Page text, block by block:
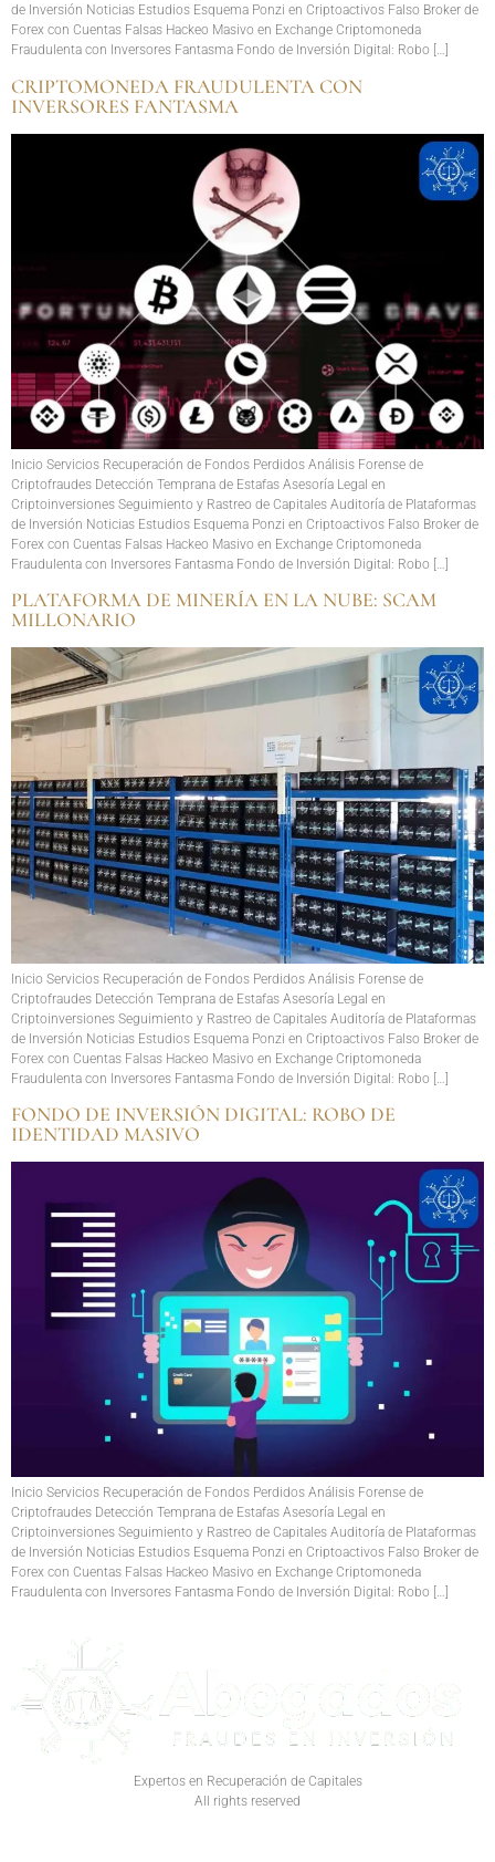
de Inversión Noticias Estudios Esquema Ponzi en Criptoactivos Falso Broker de
Forex con Cuentas Falsas Hackeo Masivo en Exchange Criptomoneda
Fraudulenta con Inversores Fantasma Fondo de Inversión Digital: Robo […]
CRIPTOMONEDA FRAUDULENTA CON
INVERSORES FANTASMA
Inicio Servicios Recuperación de Fondos Perdidos Análisis Forense de
Criptofraudes Detección Temprana de Estafas Asesoría Legal en
Criptoinversiones Seguimiento y Rastreo de Capitales Auditoría de Plataformas
de Inversión Noticias Estudios Esquema Ponzi en Criptoactivos Falso Broker de
Forex con Cuentas Falsas Hackeo Masivo en Exchange Criptomoneda
Fraudulenta con Inversores Fantasma Fondo de Inversión Digital: Robo […]
PLATAFORMA DE MINERÍA EN LA NUBE: SCAM
MILLONARIO
Inicio Servicios Recuperación de Fondos Perdidos Análisis Forense de
Criptofraudes Detección Temprana de Estafas Asesoría Legal en
Criptoinversiones Seguimiento y Rastreo de Capitales Auditoría de Plataformas
de Inversión Noticias Estudios Esquema Ponzi en Criptoactivos Falso Broker de
Forex con Cuentas Falsas Hackeo Masivo en Exchange Criptomoneda
Fraudulenta con Inversores Fantasma Fondo de Inversión Digital: Robo […]
FONDO DE INVERSIÓN DIGITAL: ROBO DE
IDENTIDAD MASIVO
Inicio Servicios Recuperación de Fondos Perdidos Análisis Forense de
Criptofraudes Detección Temprana de Estafas Asesoría Legal en
Criptoinversiones Seguimiento y Rastreo de Capitales Auditoría de Plataformas
de Inversión Noticias Estudios Esquema Ponzi en Criptoactivos Falso Broker de
Forex con Cuentas Falsas Hackeo Masivo en Exchange Criptomoneda
Fraudulenta con Inversores Fantasma Fondo de Inversión Digital: Robo […]
Expertos en Recuperación de Capitales
All rights reserved